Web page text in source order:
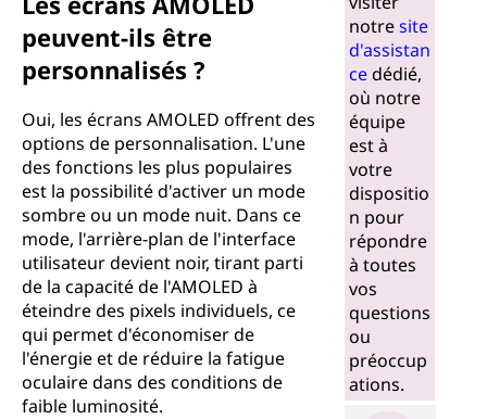
n
u
peuvent-ils être
personnalisés ?
Oui, les écrans AMOLED offrent des
options de personnalisation. L'une
des fonctions les plus populaires
est la possibilité d'activer un mode
sombre ou un mode nuit. Dans ce
mode, l'arrière-plan de l'interface
utilisateur devient noir, tirant parti
de la capacité de l'AMOLED à
éteindre des pixels individuels, ce
qui permet d'économiser de
l'énergie et de réduire la fatigue
oculaire dans des conditions de
faible luminosité.
notresite
d'assistan
cedédié,
où notre
équipe
est à
votre
dispositio
n pour
répondre
à toutes
vos
questions
ou
préoccup
ations.